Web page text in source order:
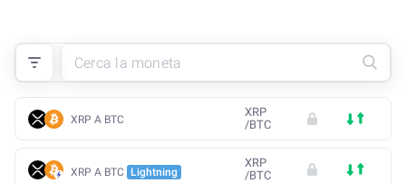
XRP A BTC
XRP
/BTC
XRP A BTC Lightning
XRP
/BTC